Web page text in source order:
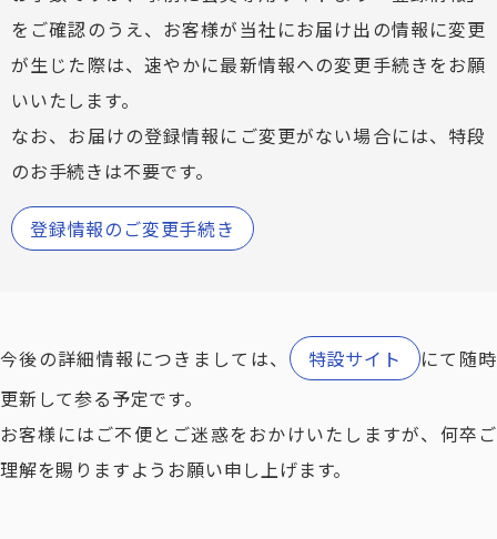
をご確認のうえ、お客様が当社にお届け出の情報に変更
が生じた際は、速やかに最新情報への変更手続きをお願
いいたします。
なお、お届けの登録情報にご変更がない場合には、特段
のお手続きは不要です。
登録情報のご変更手続き
今後の詳細情報につきましては、 特設サイト
にて随時
更新して参る予定です。
お客様にはご不便とご迷惑をおかけいたしますが、何卒ご
理解を賜りますようお願い申し上げます。